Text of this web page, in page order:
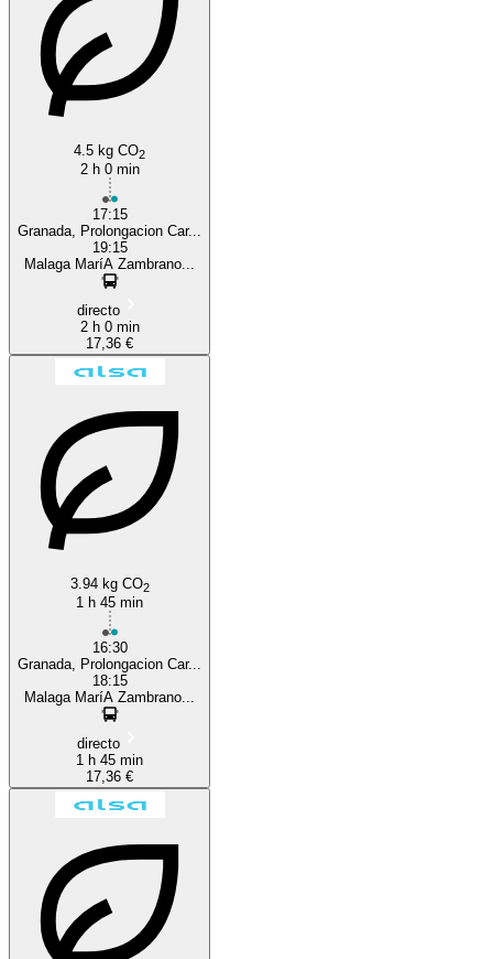
4.5 kg CO2
2 h 0 min
17:15
Granada, Prolongacion Car...
19:15
Malaga MaríA Zambrano...
directo
2 h 0 min
17,36 €
3.94 kg CO2
1 h 45 min
16:30
Granada, Prolongacion Car...
18:15
Malaga MaríA Zambrano...
directo
1 h 45 min
17,36 €